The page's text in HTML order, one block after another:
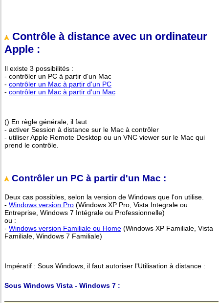
Contrôle à distance avec un ordinateur
Apple :
Il existe 3 possibilités :
- contrôler un PC à partir d'un Mac
- contrôler un Mac à partir d'un PC
- contrôler un Mac à partir d'un Mac
() En règle générale, il faut
- activer Session à distance sur le Mac à contrôler
- utiliser Apple Remote Desktop ou un VNC viewer sur le Mac qui
prend le contrôle.
Contrôler un PC à partir d'un Mac :
Deux cas possibles, selon la version de Windows que l'on utilise.
- Windows version Pro (Windows XP Pro, Vista Integrale ou
Entreprise, Windows 7 Intégrale ou Professionnelle)
ou :
- Windows version Familiale ou Home (Windows XP Familiale, Vista
Familiale, Windows 7 Familiale)
Impératif : Sous Windows, il faut autoriser l'Utilisation à distance :
Sous Windows Vista - Windows 7 :